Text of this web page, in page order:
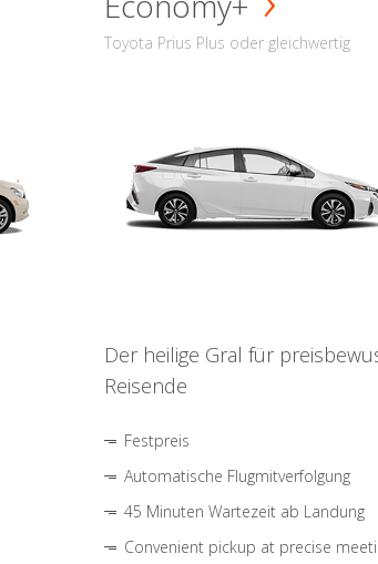
Toyota Prius Plus oder gleichwertig
Der heilige Gral für
Reisende
Festpreis
Automatische Flugmitverfolgung
45 Minuten Wartezeit ab Landung
Convenient pickup at precise